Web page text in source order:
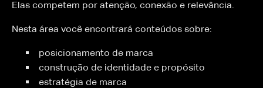
Elas competem por atenção, conexão e relevância.
Nesta área você encontrará conteúdos sobre:
posicionamento de marca
construção de identidade e propósito
estratégia de marca